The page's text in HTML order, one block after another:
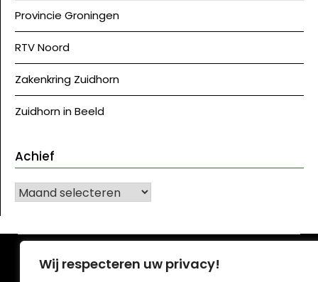
Wij respecteren uw privacy!
Provincie Groningen
RTV Noord
Zakenkring Zuidhorn
Zuidhorn in Beeld
Achief
Achief
©J Westerkwartier|NU | Ontwerp:
thema